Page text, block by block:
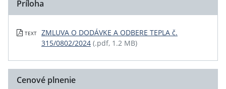
Príloha
TEXT
ZMLUVA O DODÁVKE A ODBERE TEPLA č.
315/0802/2024 (.pdf, 1.2 MB)
Cenové plnenie